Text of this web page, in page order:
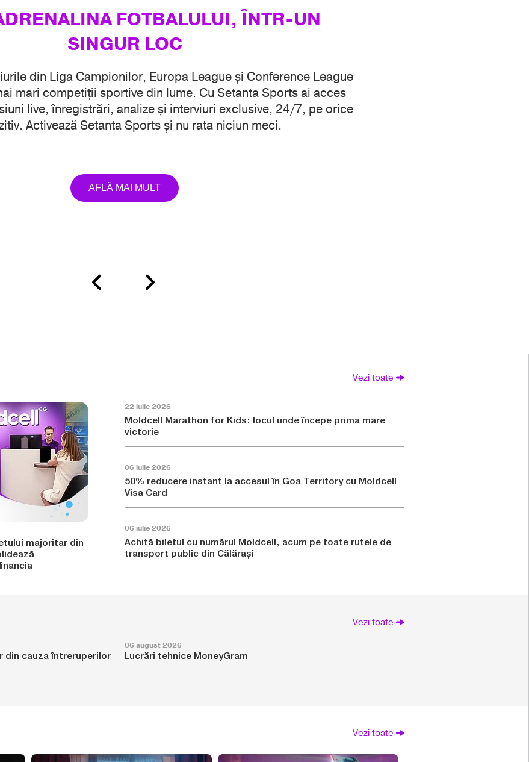
FOTBALULUI, ÎNTR-UN
SINGUR LOC
din Liga Campionilor, Europa League și Conference League
mari competiții sportive din lume. Cu Setanta Sports ai acces
live, înregistrări, analize și interviuri exclusive, 24/7, pe orice
Activează Setanta Sports și nu rata niciun meci.
AFLĂ MAI MULT
Vezi toate
22 iulie 2026
Moldcell Marathon for Kids: locul unde începe prima mare
victorie
06 iulie 2026
50% reducere instant la accesul în Goa Territory cu Moldcell
Visa Card
06 iulie 2026
Achită biletul cu numărul Moldcell, acum pe toate rutele de
transport public din Călărași
majoritar din
Vezi toate
din cauza întreruperilor
06 august 2026
Lucrări tehnice MoneyGram
Vezi toate